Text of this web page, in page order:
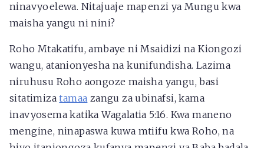
ninavyoelewa. Nitajuaje mapenzi ya Mungu kwa
maisha yangu ni nini?
Roho Mtakatifu, ambaye ni Msaidizi na Kiongozi
wangu, atanionyesha na kunifundisha. Lazima
niruhusu Roho aongoze maisha yangu, basi
sitatimizatamaa zangu za ubinafsi, kama
inavyosema katika Wagalatia 5:16. Kwa maneno
mengine, ninapaswa kuwa mtiifu kwa Roho, na